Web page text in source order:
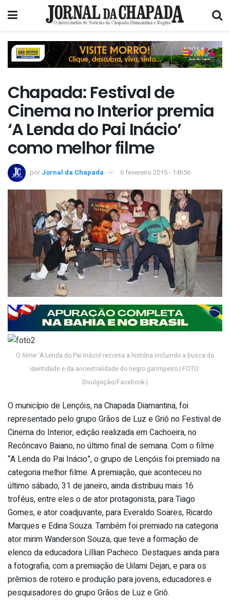
Chapada: Festival de
Cinema no Interior premia
‘A Lenda do Pai Inácio’
como melhor filme
por Jornal da Chapada 6 fevereiro 2015 - 14h56
O filme ‘A Lenda do Pai Inácio’ reconta a história incluindo a busca da
identidade e da ancestralidade do negro garimpeiro | FOTO:
Divulgação/Facebook |
O município de Lençóis, na Chapada Diamantina, foi
representado pelo grupo Grãos de Luz e Griô no Festival de
Cinema do Interior, edição realizada em Cachoeira, no
Recôncavo Baiano, no último final de semana. Com o filme
“A Lenda do Pai Inácio”, o grupo de Lençóis foi premiado na
categoria melhor filme. A premiação, que aconteceu no
último sábado, 31 de janeiro, ainda distribuiu mais 16
troféus, entre eles o de ator protagonista, para Tiago
Gomes, e ator coadjuvante, para Everaldo Soares, Ricardo
Marques e Edina Souza. Também foi premiado na categoria
ator mirim Wanderson Souza, que teve a formação de
elenco da educadora Líllian Pacheco. Destaques ainda para
a fotografia, com a premiação de Uilami Dejan, e para os
prêmios de roteiro e produção para jovens, educadores e
pesquisadores do grupo Grãos de Luz e Griô.